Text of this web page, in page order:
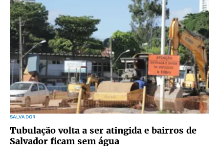
SALVADOR
Tubulação volta a ser atingida e bairros de
Salvador ficam sem água